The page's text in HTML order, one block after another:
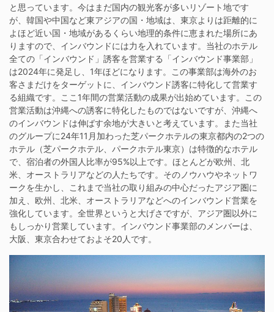
と思っています。今はまだ国内の観光客が多いリゾート地です
が、韓国や中国など東アジアの国・地域は、東京よりは距離的に
よほど近い国・地域があるくらい地理的条件に恵まれた場所にあ
りますので、インバウンドには力を入れています。当社のホテル
全ての「インバウンド」誘客を営業する「インバウンド事業部」
は2024年に発足し、1年ほどになります。この事業部は海外のお
客さまだけをターゲットに、インバウンド誘客に特化して営業す
る組織です。ここ1年間の営業活動の成果が出始めています。この
営業活動は沖縄への誘客に特化したものではないですが、沖縄へ
のインバウンドは伸ばす余地が大きいと考えています。また当社
のグループに24年11月加わった芝パークホテルの東京都内の2つの
ホテル（芝パークホテル、パークホテル東京）は特徴的なホテル
で、宿泊者の外国人比率が95%以上です。ほとんどが欧州、北
米、オーストラリアなどの人たちです。そのノウハウやネットワ
ークを生かし、これまで当社の取り組みの中心だったアジア圏に
加え、欧州、北米、オーストラリアなどへのインバウンド営業を
強化しています。全世界というと大げさですが、アジア圏以外に
もしっかり営業しています。インバウンド事業部のメンバーは、
大阪、東京合わせておよそ20人です。